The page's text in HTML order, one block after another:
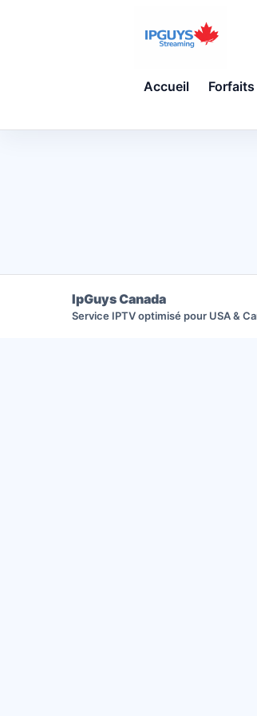
Accueil Forfaits
IpGuys Canada
Service IPTV optimisé pour USA &